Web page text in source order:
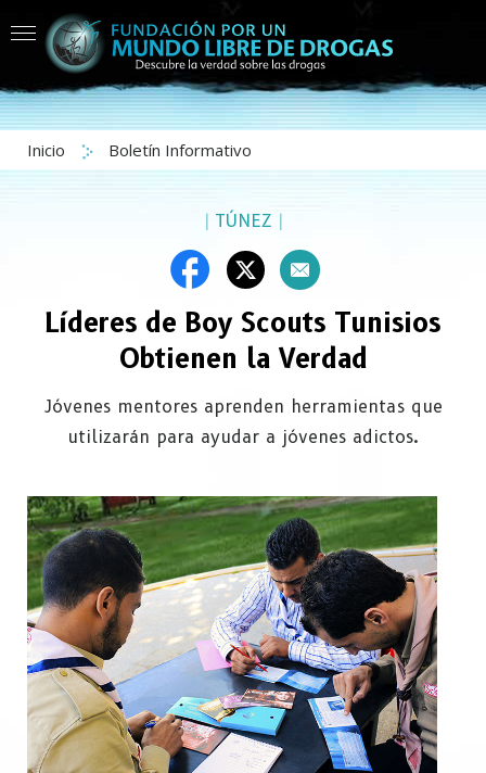
Inicio Boletín Informativo
|TÚNEZ |
Líderes de Boy Scouts Tunisios
Obtienen la Verdad
Jóvenes mentores aprenden herramientas que
utilizarán para ayudar a jóvenes adictos.